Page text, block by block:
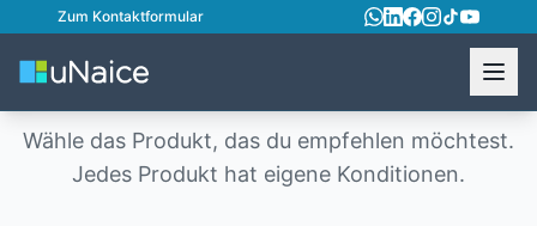
Zum Kontaktformular
Affiliate-Programm
Wähle das Produkt, das du empfehlen möchtest.
Jedes Produkt hat eigene Konditionen.